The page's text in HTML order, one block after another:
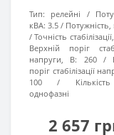
Тип: релейні
кВА: 3.5 Потужність,
Точність
Верхній поріг
напруги, В:
260
поріг стабілізації
100
однофазні
2 657